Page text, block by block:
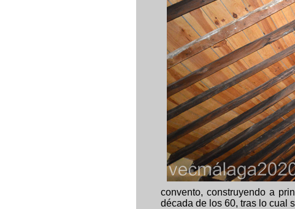
convento, construyendo a
década de los 60, tras lo cual